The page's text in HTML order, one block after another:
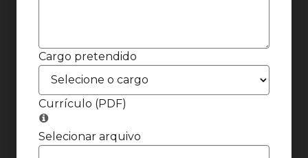
Cargo pretendido
Currículo (PDF)
Selecionar arquivo